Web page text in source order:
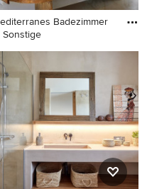
Badezimmer
Sonstige
Badezimmer in